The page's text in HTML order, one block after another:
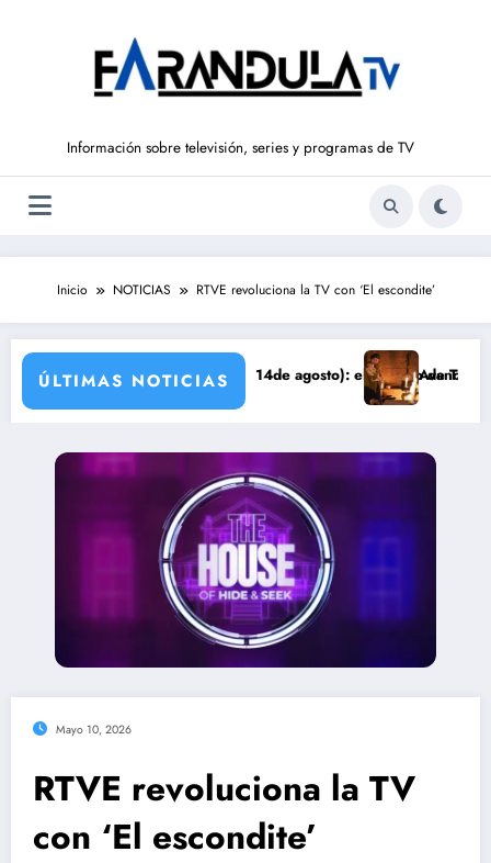
Información sobre televisión, series y programas de TV
Inicio NOTICIAS RTVE revoluciona la TV con ‘El escondite’
ÚLTIMAS NOTICIAS
LIBERTAD’ (del 10 al 14de agosto): el secreto de Tasio sale a la luz
Avance VALLE
Mayo 10, 2026
RTVE revoluciona la TV
con ‘El escondite’